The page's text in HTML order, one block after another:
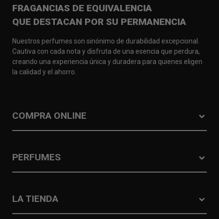
FRAGANCIAS DE EQUIVALENCIA
QUE DESTACAN POR SU PERMANENCIA
Nuestros perfumes son sinónimo de durabilidad excepcional.
Cautiva con cada nota y disfruta de una esencia que perdura,
creando una experiencia única y duradera para quienes eligen
la calidad y el ahorro.
COMPRA ONLINE
PERFUMES
LA TIENDA